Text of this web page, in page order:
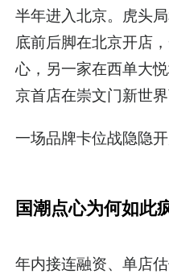
半年进入北京。虎头
底前后脚在北京开店
心，另一家在西单大
京首店在崇文门新世界
一场品牌卡位战隐隐开
国潮点心为何如此
年内接连融资、单店